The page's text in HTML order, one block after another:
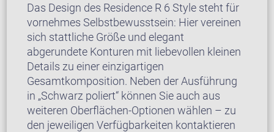
Das Design des Residence R 6 Style steht für
vornehmes Selbstbewusstsein: Hier vereinen
sich stattliche Größe und elegant
abgerundete Konturen mit liebevollen kleinen
Details zu einer einzigartigen
Gesamtkomposition. Neben der Ausführung
in „Schwarz poliert“ können Sie auch aus
weiteren Oberflächen-Optionen wählen – zu
den jeweiligen Verfügbarkeiten kontaktieren